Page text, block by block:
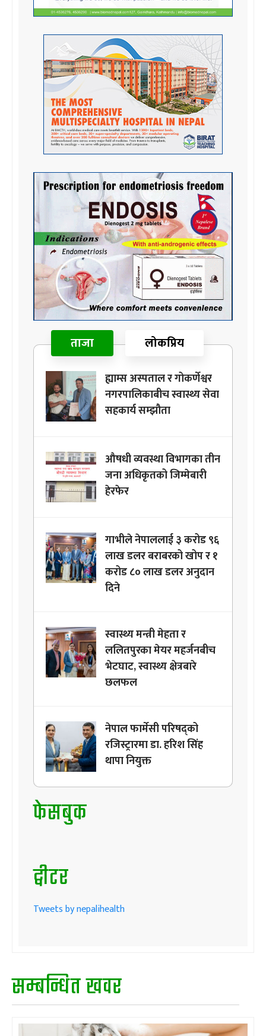
ताजा लोकप्रिय
ह्याम्स अस्पताल र गोकर्णेश्वर
नगरपालिकाबीच स्वास्थ्य सेवा
सहकार्य सम्झौता
औषधी व्यवस्था विभागका तीन
जना अधिकृतको जिम्मेबारी
हेरफेर
गाभीले नेपाललाई ३ करोड ९६
लाख डलर बराबरको खोप र १
करोड ८० लाख डलर अनुदान
दिने
स्वास्थ्य मन्त्री मेहता र
ललितपुरका मेयर महर्जनबीच
भेटघाट, स्वास्थ्य क्षेत्रबारे
छलफल
नेपाल फार्मेसी परिषद्को
रजिस्ट्रारमा डा. हरिश सिंह
थापा नियुक्त
फेसबुक
ट्वीटर
Tweets by nepalihealth
सम्बन्धित खवर